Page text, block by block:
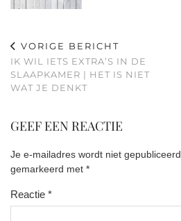
VORIGE BERICHT
IK WIL IETS EXTRA’S IN DE
SLAAPKAMER | HET IS NIET
WAT JE DENKT
GEEF EEN REACTIE
Je e-mailadres wordt niet gepubliceerd.
gemarkeerd met *
Reactie *